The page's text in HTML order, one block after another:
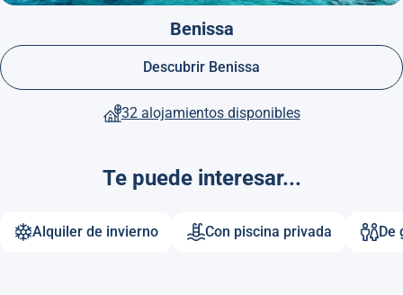
Benissa
Descubrir Benissa
32 alojamientos disponibles
Te puede interesar...
Alquiler de invierno Con piscina privada De